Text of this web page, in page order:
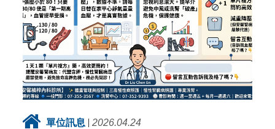
單位訊息 2026.04.24